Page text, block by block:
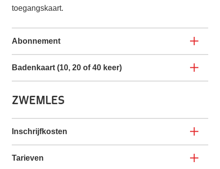
toegangskaart.
Abonnement
Badenkaart (10, 20 of 40 keer)
Zwemles
Inschrijfkosten
Tarieven